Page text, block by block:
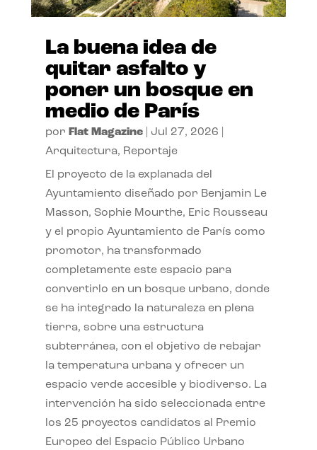
La buena idea de
quitar asfalto y
poner un bosque en
medio de París
por Flat Magazine| Jul 27, 2026
Arquitectura, Reportaje
El proyecto de la explanada del
Ayuntamiento diseñado por Benjamin Le
Masson, Sophie Mourthe, Eric Rousseau
y el propio Ayuntamiento de París como
promotor, ha transformado
completamente este espacio para
convertirlo en un bosque urbano, donde
se ha integrado la naturaleza en plena
tierra, sobre una estructura
subterránea, con el objetivo de rebajar
la temperatura urbana y ofrecer un
espacio verde accesible y biodiverso. La
intervención ha sido seleccionada entre
los 25 proyectos candidatos al Premio
Europeo del Espacio Público Urbano